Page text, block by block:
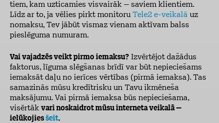
tiem, kam uzticamies visvairāk – saviem klientiem.
Līdz ar to, ja vēlies pirkt monitoru Tele2 e-veikalā uz
nomaksu, Tev jābūt vismaz vienam aktīvam balss
pieslēguma numuram.
Vai vajadzēs veikt pirmo iemaksu? Izvērtējot dažādus
faktorus, līguma slēgšanas brīdī var būt nepieciešams
iemaksāt daļu no ierīces vērtības (pirmā iemaksa). Tas
samazinās mūsu kredītrisku un Tavu ikmēneša
maksājumu. Vai pirmā iemaksa būs nepieciešama,
visērtāk vari noskaidrot mūsu interneta veikalā –
ielūkojiesšeit.